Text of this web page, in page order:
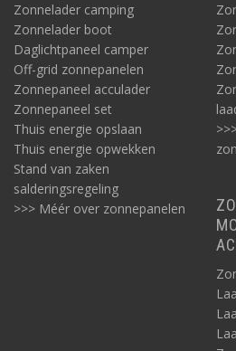
Zonnelader camping
Zonnelader boot
Daglichtpaneel camper
Off-grid zonnepanelen
Zonnepaneel acculader
Zonnepaneel set
Thuis energie opslaan
Thuis energie opwekken
Stand van zaken
salderingsregeling
>>> Méér over zonnepanelen